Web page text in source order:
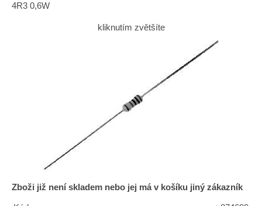
4R3 0,6W
kliknutím zvětšíte
Zboži již není skladem nebo jej má v košíku jiný zákazník